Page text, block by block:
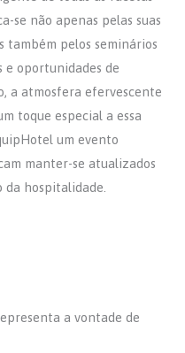
se não apenas pelas suas
também pelos seminários
e oportunidades de
a atmosfera efervescente
toque especial a essa
um evento
manter-se atualizados
da hospitalidade.
a vontade de